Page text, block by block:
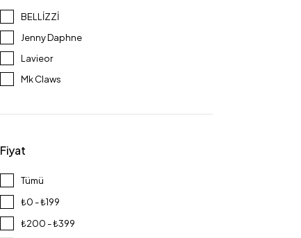
BELLİZZİ
Jenny Daphne
Lavieor
Mk Claws
Fiyat
Tümü
₺0 - ₺199
₺200 - ₺399